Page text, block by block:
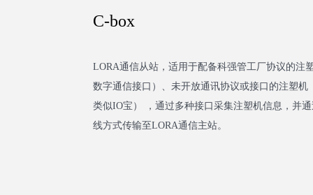
LORA通信从站，适用于配备科强管工厂协议的注
数字通信接口）、未开放通讯协议或接口的注塑机
类似IO宝） ，通过多种接口采集注塑机信息，并
线方式传输至LORA通信主站。
C-box